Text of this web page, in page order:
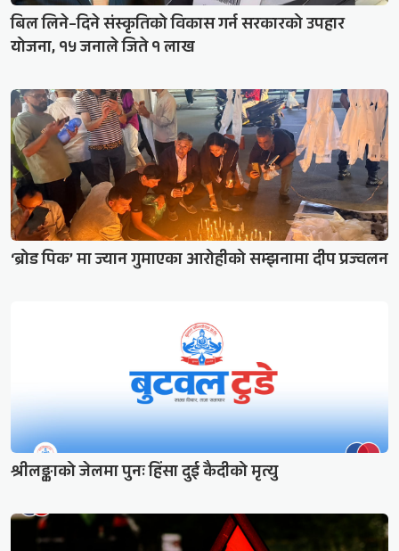
बिल लिने–दिने संस्कृतिको विकास गर्न सरकारको उपहार
योजना, १५ जनाले जिते १ लाख
‘ब्रोड पिक’ मा ज्यान गुमाएका आरोहीको सम्झनामा दीप प्रज्वलन
श्रीलङ्काको जेलमा पुनः हिंसा दुई कैदीको मृत्यु